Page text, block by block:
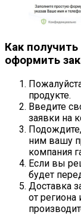
Как
оформить
продукте.
Введите
заявки на
ним вашу
компания
Если вы
будет
Доставка
от